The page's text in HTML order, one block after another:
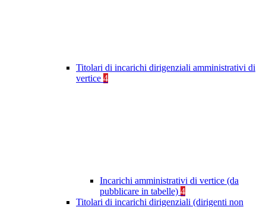
Titolari di incarichi dirigenziali amministrativi di
vertice 4
Incarichi amministrativi di vertice (da
pubblicare in tabelle) 4
Titolari di incarichi dirigenziali (dirigenti non